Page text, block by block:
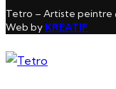
Tetro – Artiste peintre
Web by KRÉATIF